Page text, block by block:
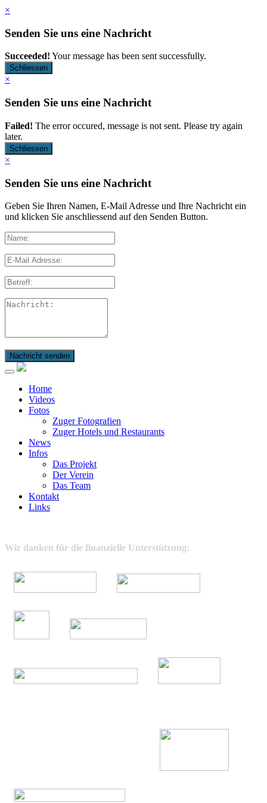
×
Senden Sie uns eine Nachricht
Succeeded! Your message has been sent successfully.
Schliessen
×
Senden Sie uns eine Nachricht
Failed! The error occured, message is not sent. Please try again
later.
Schliessen
×
Senden Sie uns eine Nachricht
Geben Sie Ihren Namen, E-Mail Adresse und Ihre Nachricht ein
und klicken Sie anschliessend auf den Senden Button.
Nachricht senden
Home
Videos
Fotos
Zuger Fotografien
Zuger Hotels und Restaurants
News
Infos
Das Projekt
Der Verein
Das Team
Kontakt
Links
Wir danken für die finanzielle Unterstützung: